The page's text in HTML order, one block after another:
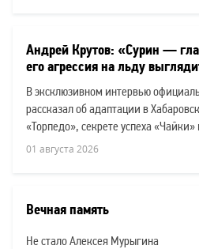
Андрей Крутов: «Сурин —
его агрессия на льду
В эксклюзивном интервью
рассказал об адаптации в
«Торпедо», секрете успеха «Чайки»
01 августа 2026
Вечная память
Не стало Алексея Мурыгина